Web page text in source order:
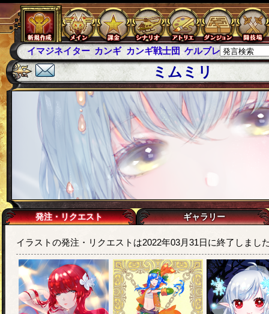
カンギ カンギ戦士団 ケルブレ ケルベロスブレイド スパ
ミムミリ
発注・リクエスト ギャラリー
イラストの発注・リクエストは2022年03月31日に終了しまし